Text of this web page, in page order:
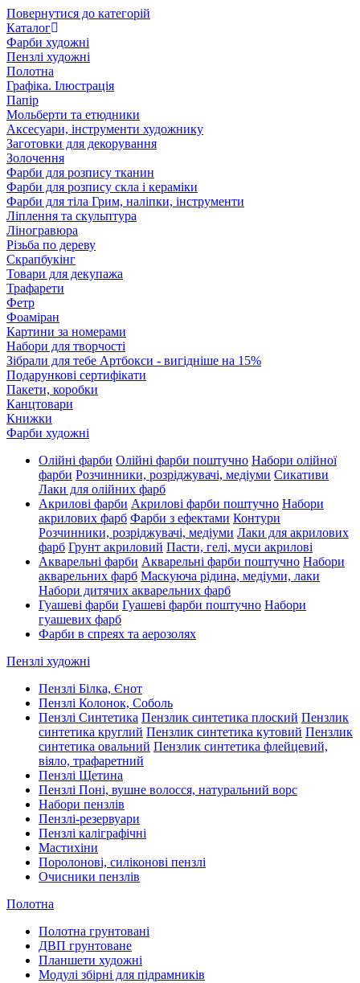
Повернутися до категорій
Каталог
Фарби художні
Пензлі художні
Полотна
Графіка. Ілюстрація
Папір
Мольберти та етюдники
Аксесуари, інструменти художнику
Заготовки для декорування
Золочення
Фарби для розпису тканин
Фарби для розпису скла і кераміки
Фарби для тіла Грим, наліпки, інструменти
Ліплення та скульптура
Ліногравюра
Різьба по дереву
Скрапбукінг
Товари для декупажа
Трафарети
Фетр
Фоаміран
Картини за номерами
Набори для творчості
Зібрали для тебе Артбокси - вигідніше на 15%
Подарункові сертифікати
Пакети, коробки
Канцтовари
Книжки
Фарби художні
Олійні фарби Олійні фарби поштучно Набори олійної
фарби Розчинники, розріджувачі, медіуми Сикативи
Лаки для олійних фарб
Акрилові фарби Акрилові фарби поштучно Набори
акрилових фарб Фарби з ефектами Контури
Розчинники, розріджувачі, медіуми Лаки для акрилових
фарб Грунт акриловий Пасти, гелі, муси акрилові
Акварельні фарби Акварельні фарби поштучно Набори
акварельних фарб Маскуюча рідина, медіуми, лаки
Набори дитячих акварельних фарб
Гуашеві фарби Гуашеві фарби поштучно Набори
гуашевих фарб
Фарби в спреях та аерозолях
Пензлі художні
Пензлі Білка, Єнот
Пензлі Колонок, Соболь
Пензлі Синтетика Пензлик синтетика плоский Пензлик
синтетика круглий Пензлик синтетика кутовий Пензлик
синтетика овальний Пензлик синтетика флейцевий,
віяло, трафаретний
Пензлі Щетина
Пензлі Поні, вушне волосся, натуральний ворс
Набори пензлів
Пензлі-резервуари
Пензлі каліграфічні
Мастихіни
Поролонові, силіконові пензлі
Очисники пензлів
Полотна
Полотна грунтовані
ДВП грунтоване
Планшети художні
Модулі збірні для підрамників